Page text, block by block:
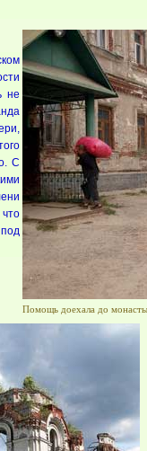
Помощь доехала до
не
С